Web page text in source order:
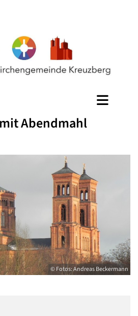
Abendmahl
© Fotos: Andreas Beckermann